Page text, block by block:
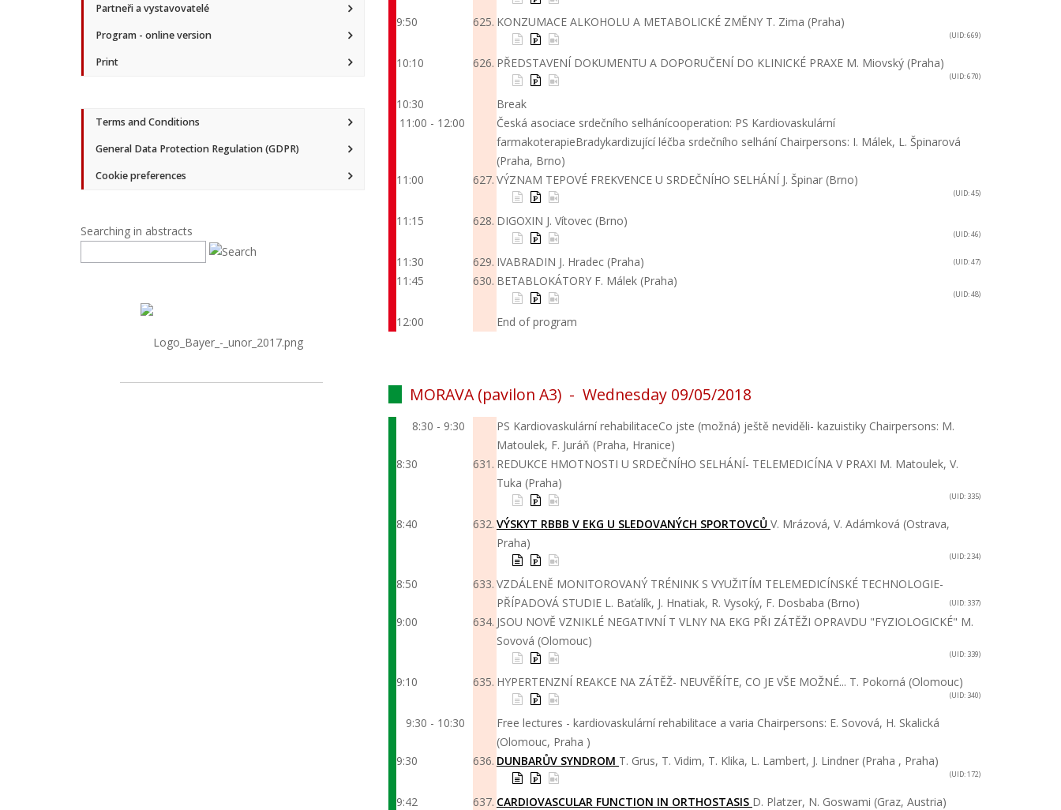
Partneři a vystavovatelé
Program - online version
Print
Terms and Conditions
General Data Protection Regulation (GDPR)
Cookie preferences
Searching in abstracts
9:50 625. KONZUMACE ALKOHOLU A METABOLICKÉ ZMĚNY T. Zima (Praha)
(UID: 669)
10:10 626. PŘEDSTAVENÍ DOKUMENTU A DOPORUČENÍ DO KLINICKÉ PRAXE M. Miovský (Praha)
(UID: 670)
10:30
Break
11:00 - 12:00
Česká asociace srdečního selhánícooperation: PS Kardiovaskulární
farmakoterapieBradykardizující léčba srdečního selhání Chairpersons: I. Málek, L. Špinarová
(Praha, Brno)
11:00
627. VÝZNAM TEPOVÉ FREKVENCE U SRDEČNÍHO SELHÁNÍ J. Špinar (Brno)
(UID: 45)
11:15 628. DIGOXIN J. Vítovec (Brno)
(UID: 46)
11:30 629. IVABRADIN J. Hradec (Praha) (UID: 47)
11:45 630. BETABLOKÁTORY F. Málek (Praha)
(UID: 48)
12:00 End of program
MORAVA (pavilon A3) - Wednesday 09/05/2018
8:30 - 9:30 PS Kardiovaskulární rehabilitaceCo jste (možná) ještě neviděli- kazuistiky Chairpersons: M.
Matoulek, F. Juráň (Praha, Hranice)
8:30
631. REDUKCE HMOTNOSTI U SRDEČNÍHO SELHÁNÍ- TELEMEDICÍNA V PRAXI M. Matoulek, V.
Tuka (Praha)
(UID: 335)
8:40 632. VÝSKYT RBBB V EKG U SLEDOVANÝCH SPORTOVCŮ V. Mrázová, V. Adámková (Ostrava,
Praha)
(UID: 234)
8:50 633. VZDÁLENĚ MONITOROVANÝ TRÉNINK S VYUŽITÍM TELEMEDICÍNSKÉ TECHNOLOGIE-
PŘÍPADOVÁ STUDIE L. Baťalík, J. Hnatiak, R. Vysoký, F. Dosbaba (Brno) (UID: 337)
9:00 634. JSOU NOVĚ VZNIKLÉ NEGATIVNÍ T VLNY NA EKG PŘI ZÁTĚŽI OPRAVDU "FYZIOLOGICKÉ" M.
Sovová (Olomouc)
(UID: 339)
9:10 635. HYPERTENZNÍ REAKCE NA ZÁTĚŽ- NEUVĚŘÍTE, CO JE VŠE MOŽNÉ... T. Pokorná (Olomouc)
(UID: 340)
9:30 - 10:30 Free lectures - kardiovaskulární rehabilitace a varia Chairpersons: E. Sovová, H. Skalická
(Olomouc, Praha )
9:30
636. DUNBARŮV SYNDROM T. Grus, T. Vidim, T. Klika, L. Lambert, J. Lindner (Praha , Praha)
(UID: 172)
9:42 637. CARDIOVASCULAR FUNCTION IN ORTHOSTASIS D. Platzer, N. Goswami (Graz, Austria)